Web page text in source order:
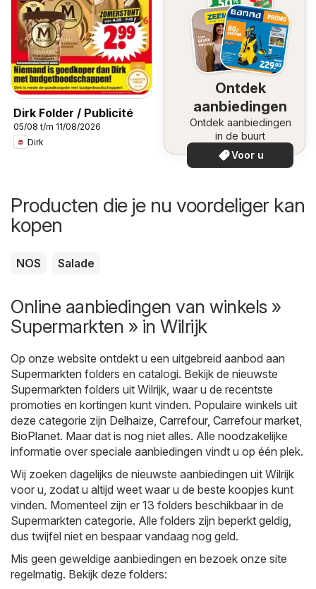
Dirk Folder / Publicité
05/08 t/m 11/08/2026
Dirk
Ontdek
aanbiedingen
Ontdek aanbiedingen
in de buurt
Voor u
Producten die je nu voordeliger kan
kopen
NOS Salade
Online aanbiedingen van winkels »
Supermarkten » in Wilrijk
Op onze website ontdekt u een uitgebreid aanbod aan
Supermarkten folders en catalogi. Bekijk de nieuwste
Supermarkten folders uit Wilrijk, waar u de recentste
promoties en kortingen kunt vinden. Populaire winkels uit
deze categorie zijn Delhaize, Carrefour, Carrefour market,
BioPlanet. Maar dat is nog niet alles. Alle noodzakelijke
informatie over speciale aanbiedingen vindt u op één plek.
Wij zoeken dagelijks de nieuwste aanbiedingen uit Wilrijk
voor u, zodat u altijd weet waar u de beste koopjes kunt
vinden. Momenteel zijn er 13 folders beschikbaar in de
Supermarkten categorie. Alle folders zijn beperkt geldig,
dus twijfel niet en bespaar vandaag nog geld.
Mis geen geweldige aanbiedingen en bezoek onze site
regelmatig. Bekijk deze folders: